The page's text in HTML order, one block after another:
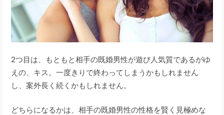
2つ目は、もともと相手の既婚男性が遊び人気質であるがゆ
えの、キス。一度きりで終わってしまうかもしれません
し、案外長く続くかもしれません。
どちらになるかは、相手の既婚男性の性格を賢く見極めな